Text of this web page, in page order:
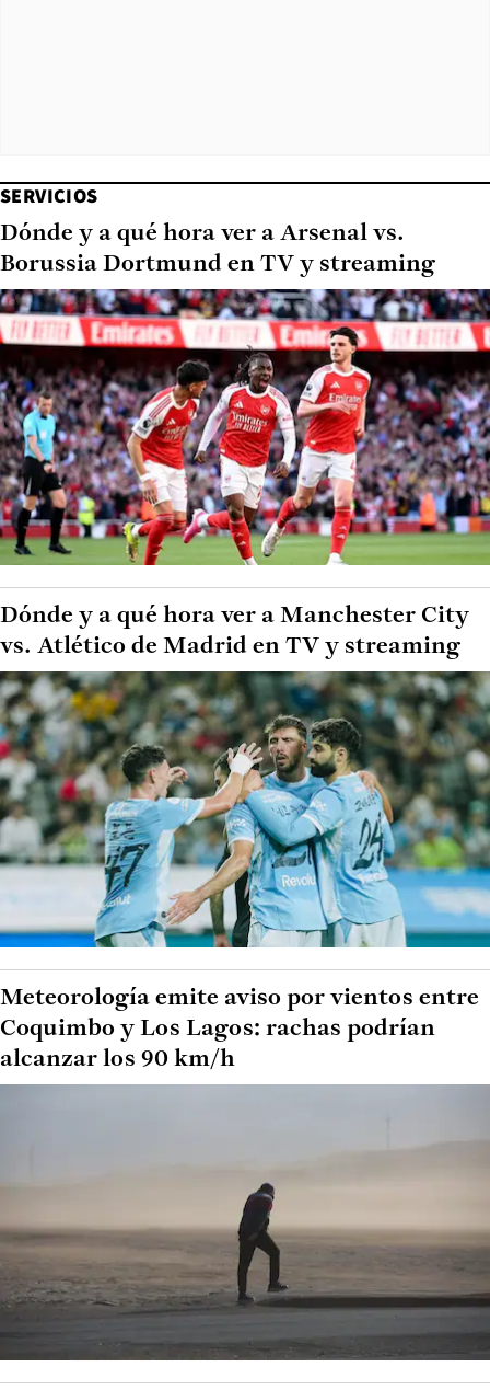
SERVICIOS
Dónde y a qué hora ver a Arsenal vs.
Borussia Dortmund en TV y streaming
Dónde y a qué hora ver a Manchester City
vs. Atlético de Madrid en TV y streaming
Meteorología emite aviso por vientos entre
Coquimbo y Los Lagos: rachas podrían
alcanzar los 90 km/h